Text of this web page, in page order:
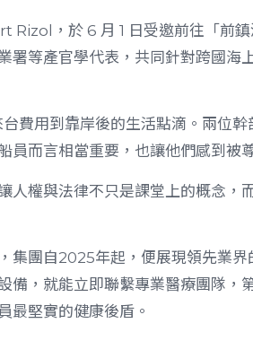
，於 6 月 1 日受邀前往「前
等產官學代表，共同針對跨國海
費用到靠岸後的生活點滴。兩位
而言相當重要，也讓他們感到被
權與法律不只是課堂上的概念，
團自2025年起，便展現領先業
備，就能立即聯繫專業醫療團隊，
最堅實的健康後盾。